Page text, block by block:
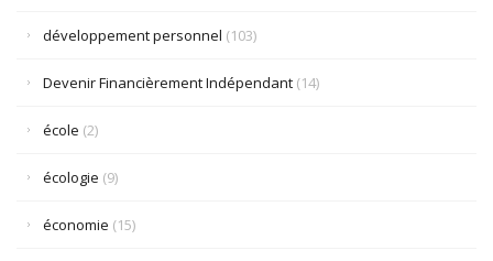
développement personnel (103)
Devenir Financièrement Indépendant (14)
école (2)
écologie (9)
économie (15)